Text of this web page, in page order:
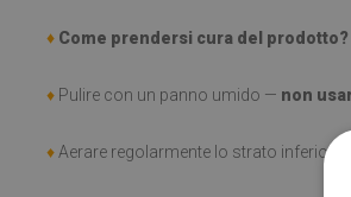
♦ Come prendersi cura del prodotto?
♦ Pulire con un panno umido — non
♦ Aerare regolarmente lo strato inferiore